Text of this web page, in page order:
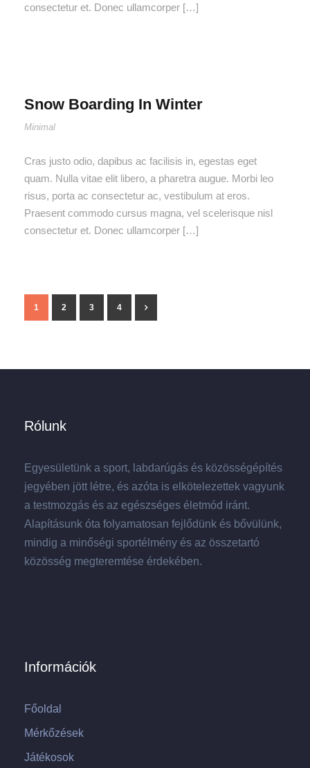
consectetur et. Donec ullamcorper […]
Snow Boarding In Winter
Minimal
Cras justo odio, dapibus ac facilisis in, egestas eget
quam. Nulla vitae elit libero, a pharetra augue. Morbi leo
risus, porta ac consectetur ac, vestibulum at eros.
Praesent commodo cursus magna, vel scelerisque nisl
consectetur et. Donec ullamcorper […]
1 2 3 4
Rólunk
Egyesületünk a sport, labdarúgás és közösségépítés
jegyében jött létre, és azóta is elkötelezettek vagyunk
a testmozgás és az egészséges életmód iránt.
Alapításunk óta folyamatosan fejlődünk és bővülünk,
mindig a minőségi sportélmény és az összetartó
közösség megteremtése érdekében.
Információk
Főoldal
Mérkőzések
Játékosok